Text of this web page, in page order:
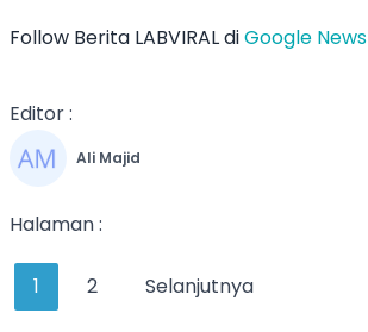
Follow Berita LABVIRAL diGoogle News
Editor :
Ali Majid
Halaman :
1 2 Selanjutnya